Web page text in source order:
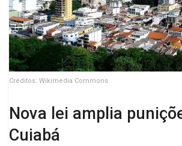
Créditos: Wikimedia Commons
Nova lei amplia
Cuiabá